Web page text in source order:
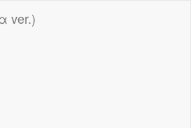
ver.)